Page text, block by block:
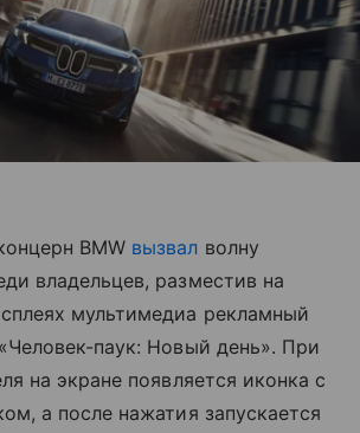
BMW вызвал волну
владельцев, разместив на
мультимедиа рекламный
паук: Новый день». При
на экране появляется иконка с
а после нажатия запускается